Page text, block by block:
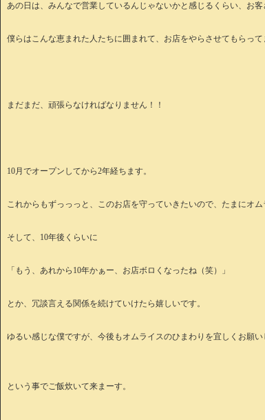
あの日は、みんなで営業しているんじゃないかと感じるくらい、お
僕らはこんな恵まれた人たちに囲まれて、お店をやらさせてもらって
まだまだ、頑張らなければなりません！！
10月でオープンしてから2年経ちます。
これからもずっっっと、このお店を守っていきたいので、たまにオム
そして、10年後くらいに
「もう、あれから10年かぁー、お店ボロくなったね（笑）」
とか、冗談言える関係を続けていけたら嬉しいです。
ゆるい感じな僕ですが、今後もオムライスのひまわりを宜しくお願い
という事でご飯炊いて来まーす。